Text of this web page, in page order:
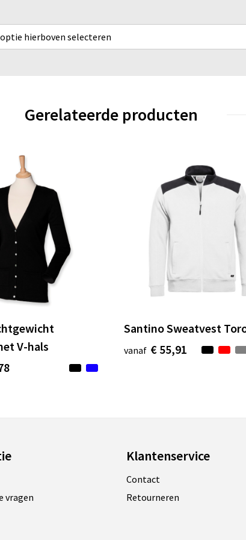
hierboven selecteren
Gerelateerde producten
V-hals
Santino Sweatvest
vanaf € 55,91
vragen
Klantenservice
Contact
Retourneren